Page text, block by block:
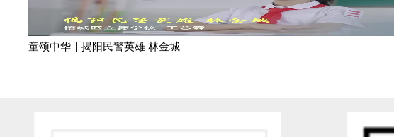
童颂中华｜揭阳民警英雄 林金城